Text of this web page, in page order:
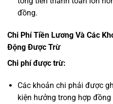
đồng.
Chi Phí Tiền Lương Và Các
Động Được Trừ
Chi phí được trừ:
Các khoản chi phải được
kiện hưởng trong hợp